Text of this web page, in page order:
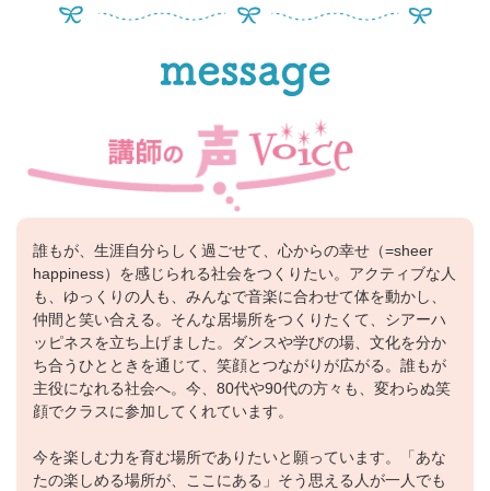
誰もが、生涯自分らしく過ごせて、心からの幸せ（=sheer
happiness）を感じられる社会をつくりたい。アクティブな人
も、ゆっくりの人も、みんなで音楽に合わせて体を動かし、
仲間と笑い合える。そんな居場所をつくりたくて、シアーハ
ッピネスを立ち上げました。ダンスや学びの場、文化を分か
ち合うひとときを通じて、笑顔とつながりが広がる。誰もが
主役になれる社会へ。今、80代や90代の方々も、変わらぬ笑
顔でクラスに参加してくれています。
今を楽しむ力を育む場所でありたいと願っています。「あな
たの楽しめる場所が、ここにある」そう思える人が一人でも